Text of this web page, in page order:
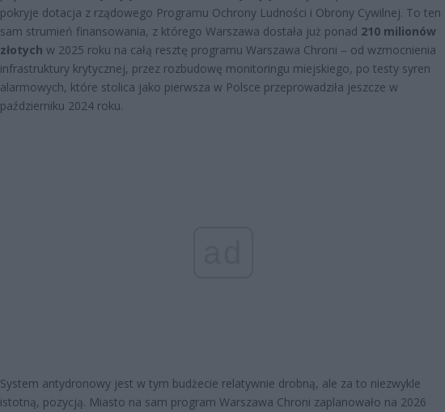
pokryje dotacja z rządowego Programu Ochrony Ludności i Obrony Cywilnej. To ten
sam strumień finansowania, z którego Warszawa dostała już ponad 210 milionów
złotych w 2025 roku na całą resztę programu Warszawa Chroni – od wzmocnienia
infrastruktury krytycznej, przez rozbudowę monitoringu miejskiego, po testy syren
alarmowych, które stolica jako pierwsza w Polsce przeprowadziła jeszcze w
październiku 2024 roku.
System antydronowy jest w tym budżecie relatywnie drobną, ale za to niezwykle
istotną, pozycją. Miasto na sam program Warszawa Chroni zaplanowało na 2026